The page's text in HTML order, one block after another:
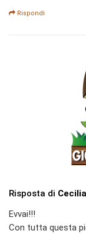
Rispondi
Risposta di
Evvai!!!
Con tutta questa